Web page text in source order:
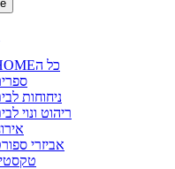
HOMEכל ה
ניחוחות
ריהוט ונוי
אביזרי